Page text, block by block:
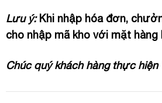
Lưu ý: Khi nhập hóa đơn,
cho nhập mã kho với mặt hàng
Chúc quý khách hàng thực hiện